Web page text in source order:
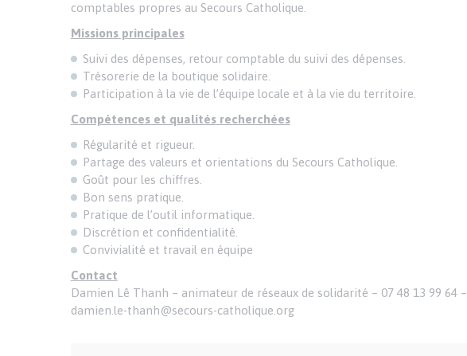
comptables propres au Secours Catholique.
Missions principales
Suivi des dépenses, retour comptable du suivi des dépenses.
Trésorerie de la boutique solidaire.
Participation à la vie de l’équipe locale et à la vie du territoire.
Compétences et qualités recherchées
Régularité et rigueur.
Partage des valeurs et orientations du Secours Catholique.
Goût pour les chiffres.
Bon sens pratique.
Pratique de l’outil informatique.
Discrétion et confidentialité.
Convivialité et travail en équipe
Contact
Damien Lê Thanh – animateur de réseaux de solidarité – 07 48 13 99 64 –
damien.le-thanh@secours-catholique.org